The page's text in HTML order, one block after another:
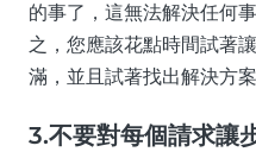
的事了，這無法解決任何
之，您應該花點時間試著
滿，並且試著找出解決方案
3.不要對每個請求讓